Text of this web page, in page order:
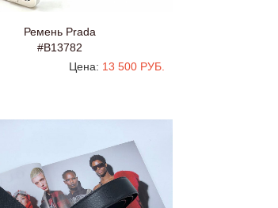
Ремень Prada
#B13782
Цена: 13 500 РУБ.